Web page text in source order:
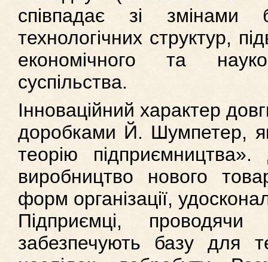
співпадає зі змінами
технологічних структур,
економічного та
суспільства.
Інноваційний характер
доробками Й. Шумпетер,
теорію підприємництва».
виробництво нового
форм організації,
Підприємці, проводячи
забезпечують базу для